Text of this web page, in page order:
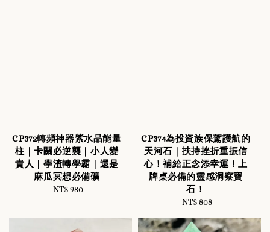
CP372轉頻神器紫水晶能量
柱｜卡關必逆襲｜小人變
貴人｜學渣轉學霸｜還是
麻瓜冥想必備礦
Regular
NT$ 980
CP374為投資族保駕護航的
天河石｜扶持挫折重振信
心！補給正念添幸運！上
牌桌必備的靈感洞察寶
石！
Regular
NT$ 808